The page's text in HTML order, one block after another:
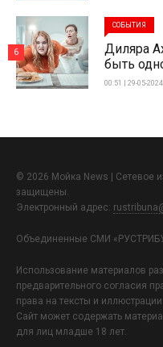
СОБЫТИЯ
Диляра
быть
00:51 | 29-05-2024
6
© 2026 Мойка News | Сетевое
защищены.
Электронный адрес:
Объединенные СМИ
Использование материалов
предварительного согласия
права на тексты и
Сайт может содержать
для лиц младше 18 лет.